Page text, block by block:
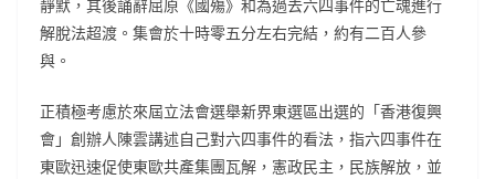
靜默，其後誦辭屈原《國殤》和為過去六四事件的亡魂進行
解脫法超渡。集會於十時零五分左右完結，約有二百人參
與。
正積極考慮於來屆立法會選舉新界東選區出選的「香港復興
會」創辦人陳雲講述自己對六四事件的看法，指六四事件在
東歐迅速促使東歐共產集團瓦解，憲政民主，民族解放，並